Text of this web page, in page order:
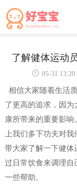
了解健体运动
05-31 13:20
相信大家随着生活
了更高的追求，因
康所带来的重要影
上我们多下功夫对
带大家了解一下健体
过日常饮食来调理自
一些帮助。